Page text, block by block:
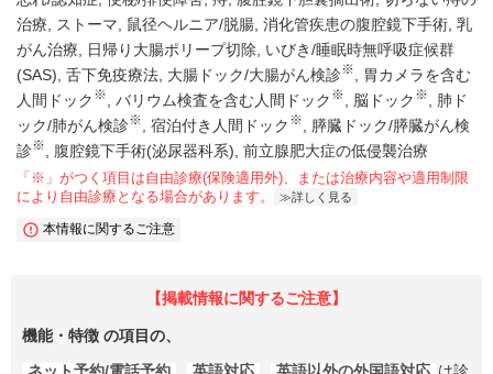
治療
ストーマ 鼠径ヘルニア/脱腸 消化管疾患の腹腔鏡下手術 乳
がん治療
日帰り大腸ポリープ切除
いびき/睡眠時無呼吸症候群
(SAS) 舌下免疫療法 大腸ドック/大腸がん検診※
胃カメラを含む
人間ドック ※ バリウム検査を含む人間ドック ※ 脳ドック ※
肺ド
ック/肺がん検診※ 宿泊付き人間ドック ※
膵臓ドック/膵臓がん検
診※ 腹腔鏡下手術(泌尿器科系) 前立腺肥大症の低侵襲治療
「※」がつく項目は自由診療(保険適用外)、または治療内容や適用制限
により自由診療となる場合があります。
詳しく見る
本情報に関するご注意
【掲載情報に関するご注意】
機能・特徴 の項目の、